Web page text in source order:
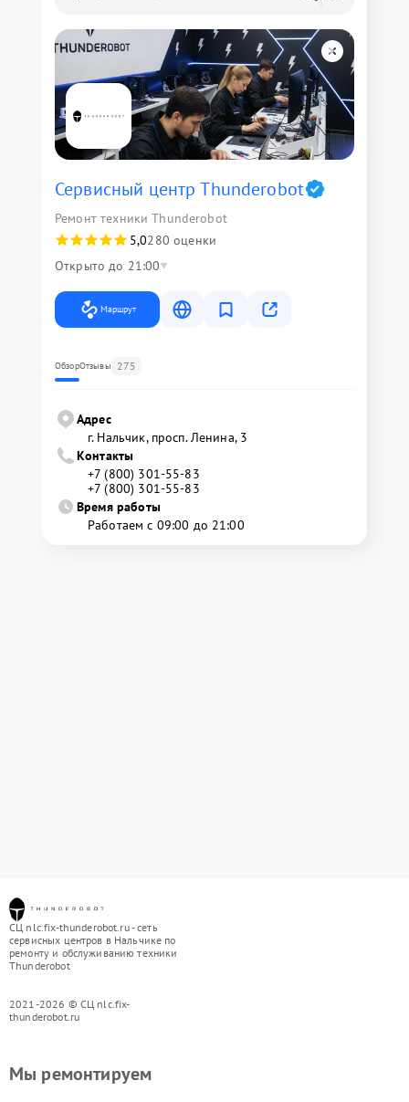
Сервисный центр Thunderobot
Ремонт техники Thunderobot
5,0280 оценки
Открыто до 21:00
Маршрут
ОбзорОтзывы 275
Адрес
г. Нальчик, просп. Ленина, 3
Контакты
+7 (800) 301-55-83
+7 (800) 301-55-83
Время работы
Работаем с 09:00 до 21:00
СЦ nlc.fix-thunderobot.ru - сеть
сервисных центров в Нальчике по
ремонту и обслуживанию техники
Thunderobot
2021-2026 © СЦ nlc.fix-
thunderobot.ru
Мы ремонтируем